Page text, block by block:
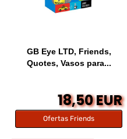
GB Eye LTD, Friends,
Quotes, Vasos para...
18,50 EUR
Ofertas Friends